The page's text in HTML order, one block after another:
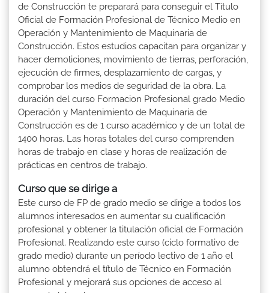
de Construcción te preparará para conseguir el Título
Oficial de Formación Profesional de Técnico Medio en
Operación y Mantenimiento de Maquinaria de
Construcción. Estos estudios capacitan para organizar y
hacer demoliciones, movimiento de tierras, perforación,
ejecución de firmes, desplazamiento de cargas, y
comprobar los medios de seguridad de la obra. La
duración del curso Formacion Profesional grado Medio
Operación y Mantenimiento de Maquinaria de
Construcción es de 1 curso académico y de un total de
1400 horas. Las horas totales del curso comprenden
horas de trabajo en clase y horas de realización de
prácticas en centros de trabajo.
Curso que se dirige a
Este curso de FP de grado medio se dirige a todos los
alumnos interesados en aumentar su cualificación
profesional y obtener la titulación oficial de Formación
Profesional. Realizando este curso (ciclo formativo de
grado medio) durante un período lectivo de 1 año el
alumno obtendrá el título de Técnico en Formación
Profesional y mejorará sus opciones de acceso al